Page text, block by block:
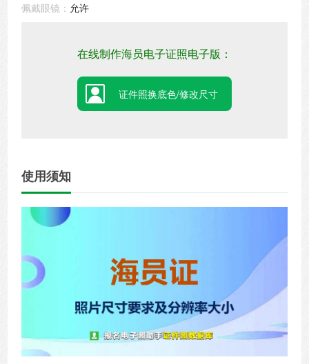
佩戴眼镜： 允许
在线制作海员电子证照电子版：
证件照换底色/修改尺寸
使用须知